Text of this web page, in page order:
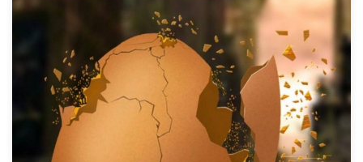
博客树
精品域名
友情链接